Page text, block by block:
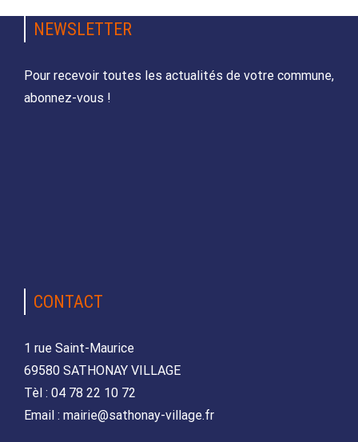
NEWSLETTER
Pour recevoir toutes les actualités de votre commune,
abonnez-vous !
CONTACT
1 rue Saint-Maurice
69580 SATHONAY VILLAGE
Tèl : 04 78 22 10 72
Email : mairie@sathonay-village.fr